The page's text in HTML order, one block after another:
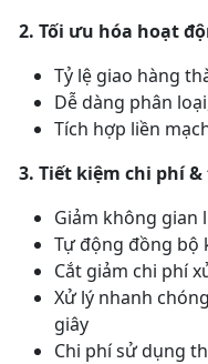
2. Tối ưu hóa hoạt
Tỷ lệ giao hàng
Dễ dàng phân
Tích hợp liền
3. Tiết kiệm chi phí
Giảm không gian
Tự động đồng bộ
Cắt giảm chi phí
Xử lý nhanh
giây
Chi phí sử dụng